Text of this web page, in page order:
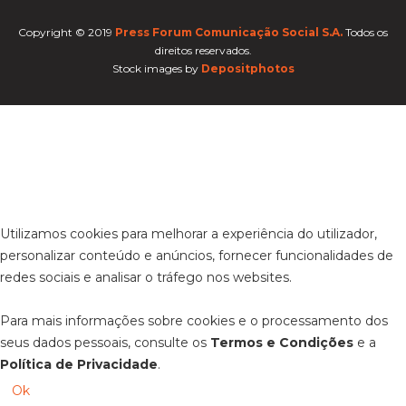
Copyright © 2019 Press Forum Comunicação Social S.A. Todos os
direitos reservados.
Stock images by Depositphotos
Utilizamos cookies para melhorar a experiência do utilizador,
personalizar conteúdo e anúncios, fornecer funcionalidades de
redes sociais e analisar o tráfego nos websites.
Para mais informações sobre cookies e o processamento dos
seus dados pessoais, consulte os Termos e Condições e a
Política de Privacidade.
Ok